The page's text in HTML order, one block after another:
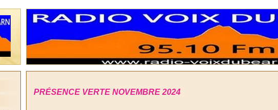
PRÉSENCE VERTE NOVEMBRE 2024